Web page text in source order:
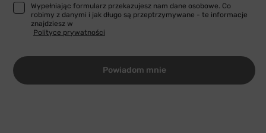
Wypełniając formularz przekazujesz nam dane osobowe. Co
robimy z danymi i jak długo są przeptrzymywane - te informacje
znajdziesz w
Polityce prywatności
Powiadom mnie